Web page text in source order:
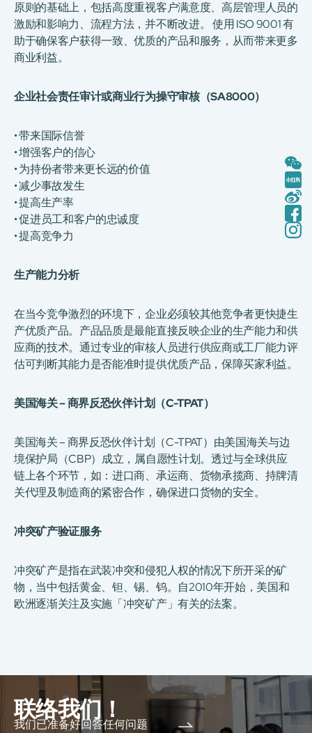
原则的基础上，包括高度重视客户满意度、高层管理人员的
激励和影响力、流程方法，并不断改进。 使用 ISO 9001 有
助于确保客户获得一致、优质的产品和服务，从而带来更多
商业利益。
企业社会责任审计或商业行为操守审核（SA8000）
• 带来国际信誉
• 增强客户的信心
• 为持份者带来更长远的价值
• 减少事故发生
• 提高生产率
• 促进员工和客户的忠诚度
• 提高竞争力
生产能力分析
在当今竞争激烈的环境下，企业必须较其他竞争者更快捷生
产优质产品。产品品质是最能直接反映企业的生产能力和供
应商的技术。通过专业的审核人员进行供应商或工厂能力评
估可判断其能力是否能准时提供优质产品，保障买家利益。
美国海关 – 商界反恐伙伴计划（C-TPAT）
美国海关 – 商界反恐伙伴计划（C-TPAT）由美国海关与边
境保护局（CBP）成立，属自愿性计划。透过与全球供应
链上各个环节，如：进口商、承运商、货物承揽商、持牌清
关代理及制造商的紧密合作，确保进口货物的安全。
冲突矿产验证服务
冲突矿产是指在武装冲突和侵犯人权的情况下所开采的矿
物，当中包括黄金、钽、锡、钨。自2010年开始，美国和
欧洲逐渐关注及实施「冲突矿产」有关的法案。
联络我们！
我们已准备好回答任何问题